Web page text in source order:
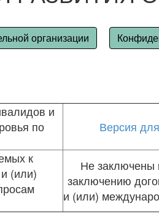
организации
и
по
Версия
к
(или)
Не заключены
заключению
и (или)